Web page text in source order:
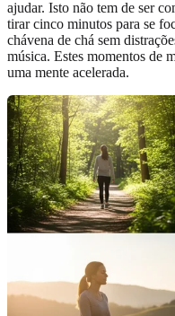
ajudar. Isto não tem de ser
tirar cinco minutos para se
chávena de chá sem
música. Estes momentos de
uma mente acelerada.